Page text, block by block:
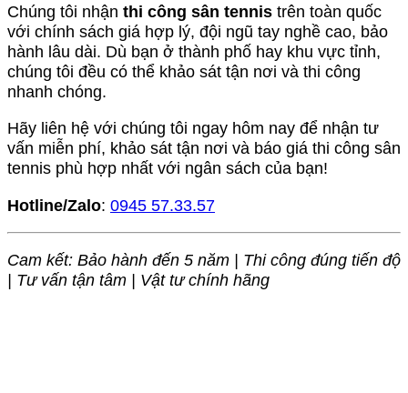
Chúng tôi nhận thi công sân tennis trên toàn quốc
với chính sách giá hợp lý, đội ngũ tay nghề cao, bảo
hành lâu dài. Dù bạn ở thành phố hay khu vực tỉnh,
chúng tôi đều có thể khảo sát tận nơi và thi công
nhanh chóng.
Hãy liên hệ với chúng tôi ngay hôm nay để nhận tư
vấn miễn phí, khảo sát tận nơi và báo giá thi công sân
tennis phù hợp nhất với ngân sách của bạn!
Hotline/Zalo: 0945 57.33.57
Cam kết: Bảo hành đến 5 năm | Thi công đúng tiến độ
| Tư vấn tận tâm | Vật tư chính hãng